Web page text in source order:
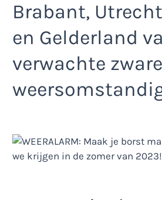
Brabant,
en Gelderland
verwachte zware